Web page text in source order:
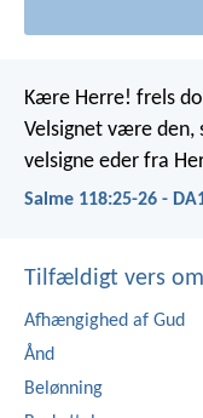
Kære Herre! frels
Velsignet være den,
velsigne eder fra
Salme 118:25-26 -
Tilfældigt vers
Afhængighed af Gud
Ånd
Belønning